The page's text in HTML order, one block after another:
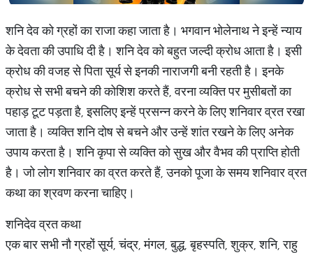
शनि देव को ग्रहों का राजा कहा जाता है। भगवान भोलेनाथ ने इन्हें न्याय
के देवता की उपाधि दी है। शनि देव को बहुत जल्दी क्रोध आता है। इसी
क्रोध की वजह से पिता सूर्य से इनकी नाराजगी बनी रहती है। इनके
क्रोध से सभी बचने की कोशिश करते हैं, वरना व्यक्ति पर मुसीबतों का
पहाड़ टूट पड़ता है, इसलिए इन्हें प्रसन्न करने के लिए शनिवार व्रत रखा
जाता है। व्यक्ति शनि दोष से बचने और उन्हें शांत रखने के लिए अनेक
उपाय करता है। शनि कृपा से व्यक्ति को सुख और वैभव की प्राप्ति होती
है। जो लोग शनिवार का व्रत करते हैं, उनको पूजा के समय शनिवार व्रत
कथा का श्रवण करना चाहिए।
शनिदेव व्रत कथा
एक बार सभी नौ ग्रहों सूर्य, चंद्र, मंगल, बुद्ध, बृहस्पति, शुक्र, शनि, राहु